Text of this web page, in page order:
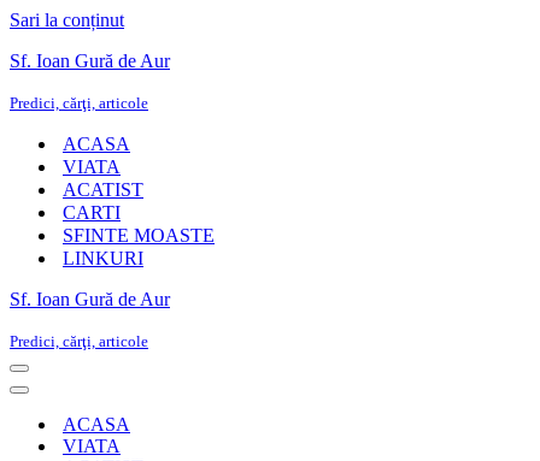
Sari la conținut
Sf. Ioan Gură de Aur
Predici, cărţi, articole
ACASA
VIATA
ACATIST
CARTI
SFINTE MOASTE
LINKURI
Sf. Ioan Gură de Aur
Predici, cărţi, articole
Meniu
de
Meniu
navigareACASA
VIATA